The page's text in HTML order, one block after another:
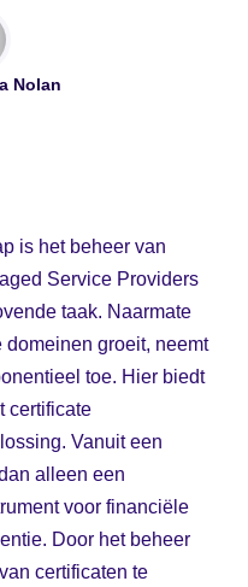
Nolan
is het beheer van
Service Providers
taak. Naarmate
domeinen groeit, neemt
toe. Hier biedt
certificate
Vanuit een
alleen een
voor financiële
Door het beheer
certificaten te